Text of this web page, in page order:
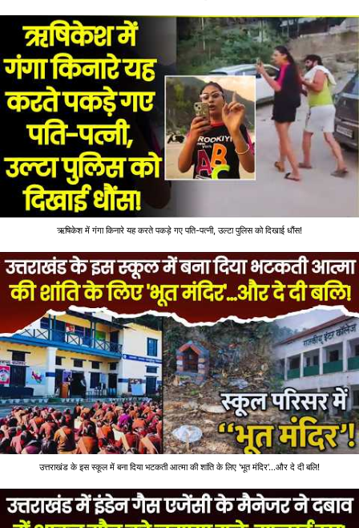
ऋषिकेश में गंगा किनारे यह करते पकड़े गए पति-पत्नी, उल्टा पुलिस को दिखाई धौंस!
उत्तराखंड के इस स्कूल में बना दिया भटकती आत्मा की शांति के लिए 'भूत मंदिर'...और दे दी बलि!